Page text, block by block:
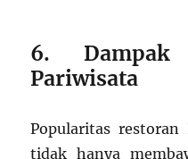
6. Dampak
Pariwisata
Popularitas
tidak hanya